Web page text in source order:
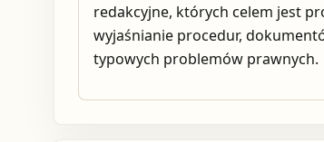
redakcyjne, których celem jest
wyjaśnianie procedur,
typowych problemów prawnych.